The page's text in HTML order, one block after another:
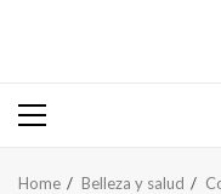
Primary
Home Belleza y salud